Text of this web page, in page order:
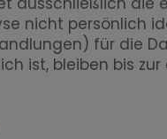
nicht persönlich
für die
ist, bleiben bis